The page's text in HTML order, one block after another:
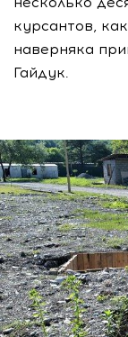
курсантов,
наверняка
Гайдук.